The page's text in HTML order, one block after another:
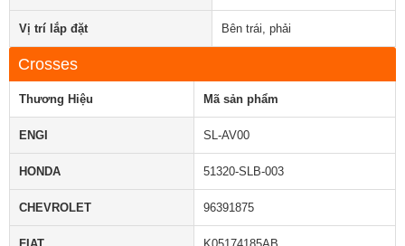
Vị trí lắp đặt Bên trái, phải
Crosses
Thương Hiệu Mã sản phẩm
ENGI SL-AV00
HONDA 51320-SLB-003
CHEVROLET 96391875